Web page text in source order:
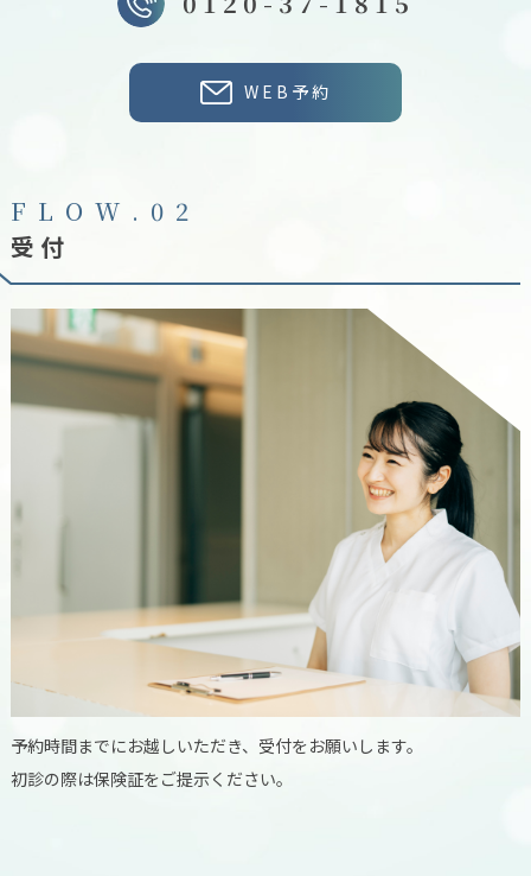
WEB予約
F L O W . 0 2
受付
予約時間までにお越しいただき、受付をお願いします。
初診の際は保険証をご提示ください。